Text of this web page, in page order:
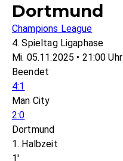
Dortmund
Champions League
4. Spieltag Ligaphase
Mi. 05.11.2025 • 21:00 Uhr
Beendet
4:1
Man City
2:0
Dortmund
1. Halbzeit
1'